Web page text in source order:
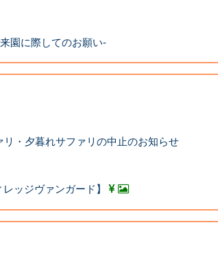
園に際してのお願い-
・夕暮れサファリの中止のお知らせ
ッジヴァンガード】